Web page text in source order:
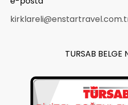
TURSAB BELGE